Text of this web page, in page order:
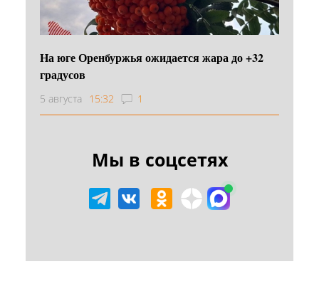
На юге Оренбуржья ожидается жара до +32
градусов
5 августа 15:32 1
Мы в соцсетях